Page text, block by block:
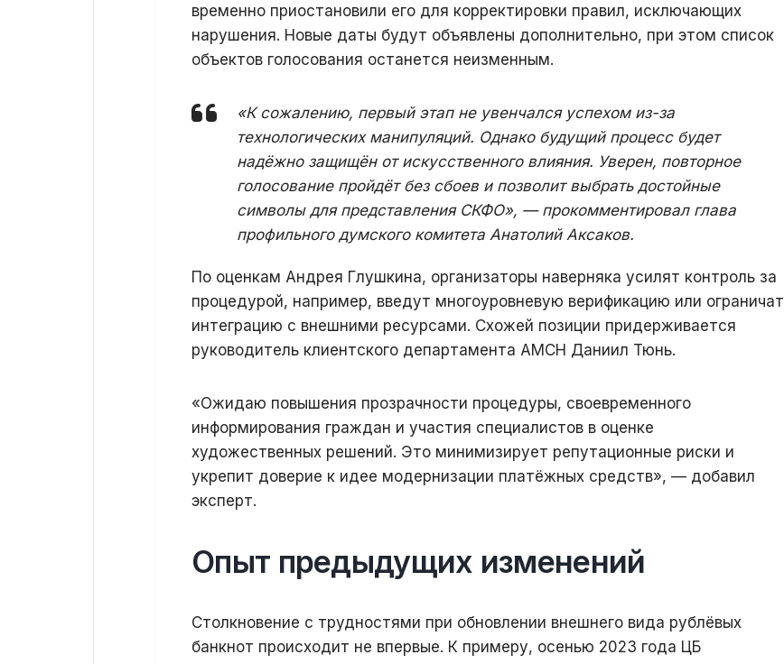
временно приостановили его для корректировки правил, исключающих
нарушения. Новые даты будут объявлены дополнительно, при этом список
объектов голосования останется неизменным.
«К сожалению, первый этап не увенчался успехом из-за
технологических манипуляций. Однако будущий процесс будет
надёжно защищён от искусственного влияния. Уверен, повторное
голосование пройдёт без сбоев и позволит выбрать достойные
символы для представления СКФО», — прокомментировал глава
профильного думского комитета Анатолий Аксаков.
По оценкам Андрея Глушкина, организаторы наверняка усилят контроль за
процедурой, например, введут многоуровневую верификацию или ограничат
интеграцию с внешними ресурсами. Схожей позиции придерживается
руководитель клиентского департамента AMCH Даниил Тюнь.
«Ожидаю повышения прозрачности процедуры, своевременного
информирования граждан и участия специалистов в оценке
художественных решений. Это минимизирует репутационные риски и
укрепит доверие к идее модернизации платёжных средств», — добавил
эксперт.
Опыт предыдущих изменений
Столкновение с трудностями при обновлении внешнего вида рублёвых
банкнот происходит не впервые. К примеру, осенью 2023 года ЦБ